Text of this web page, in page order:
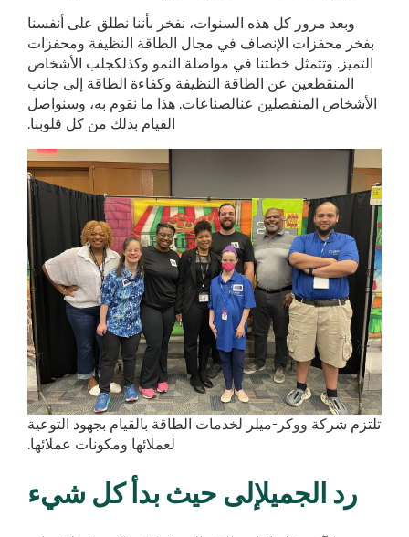
وبعد مرور كل هذه السنوات، نفخر بأننا نطلق على أنفسنا
بفخر محفزات الإنصاف في مجال الطاقة النظيفة ومحفزات
التميز. وتتمثل خطتنا في مواصلة النمو وكذلكجلب الأشخاص
المنقطعين عن الطاقة النظيفة وكفاءة الطاقة إلى جانب
الأشخاص المنفصلين عنالصناعات. هذا ما نقوم به، وسنواصل
القيام بذلك من كل قلوبنا.
تلتزم شركة ووكر-ميلر لخدمات الطاقة بالقيام بجهود التوعية
لعملائها ومكونات عملائها.
رد الجميلإلى حيث بدأ كل شيء